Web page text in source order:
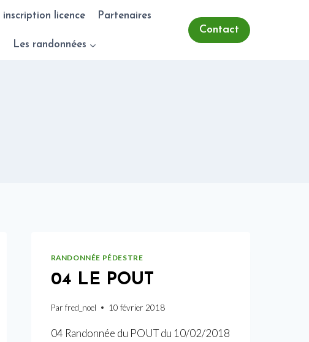
inscription licence Partenaires
Les randonnées
Contact
RANDONNÉE PÉDESTRE
04 LE POUT
Par fred_noel 10 février 2018
04 Randonnée du POUT du 10/02/2018